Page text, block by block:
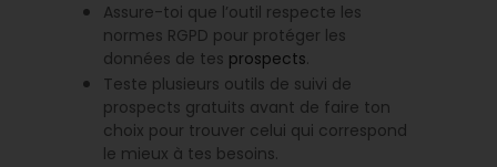
Assure-toi que l’outil respecte les
normes RGPD pour protéger les
données de tes prospects.
Teste plusieurs outils de suivi de
prospects gratuits avant de faire ton
choix pour trouver celui qui correspond
le mieux à tes besoins.